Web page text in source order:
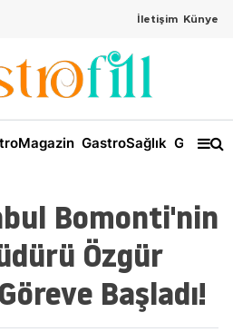
İletişim Künye
GastroSağlık
Bomonti'nin
Özgür
Başladı!